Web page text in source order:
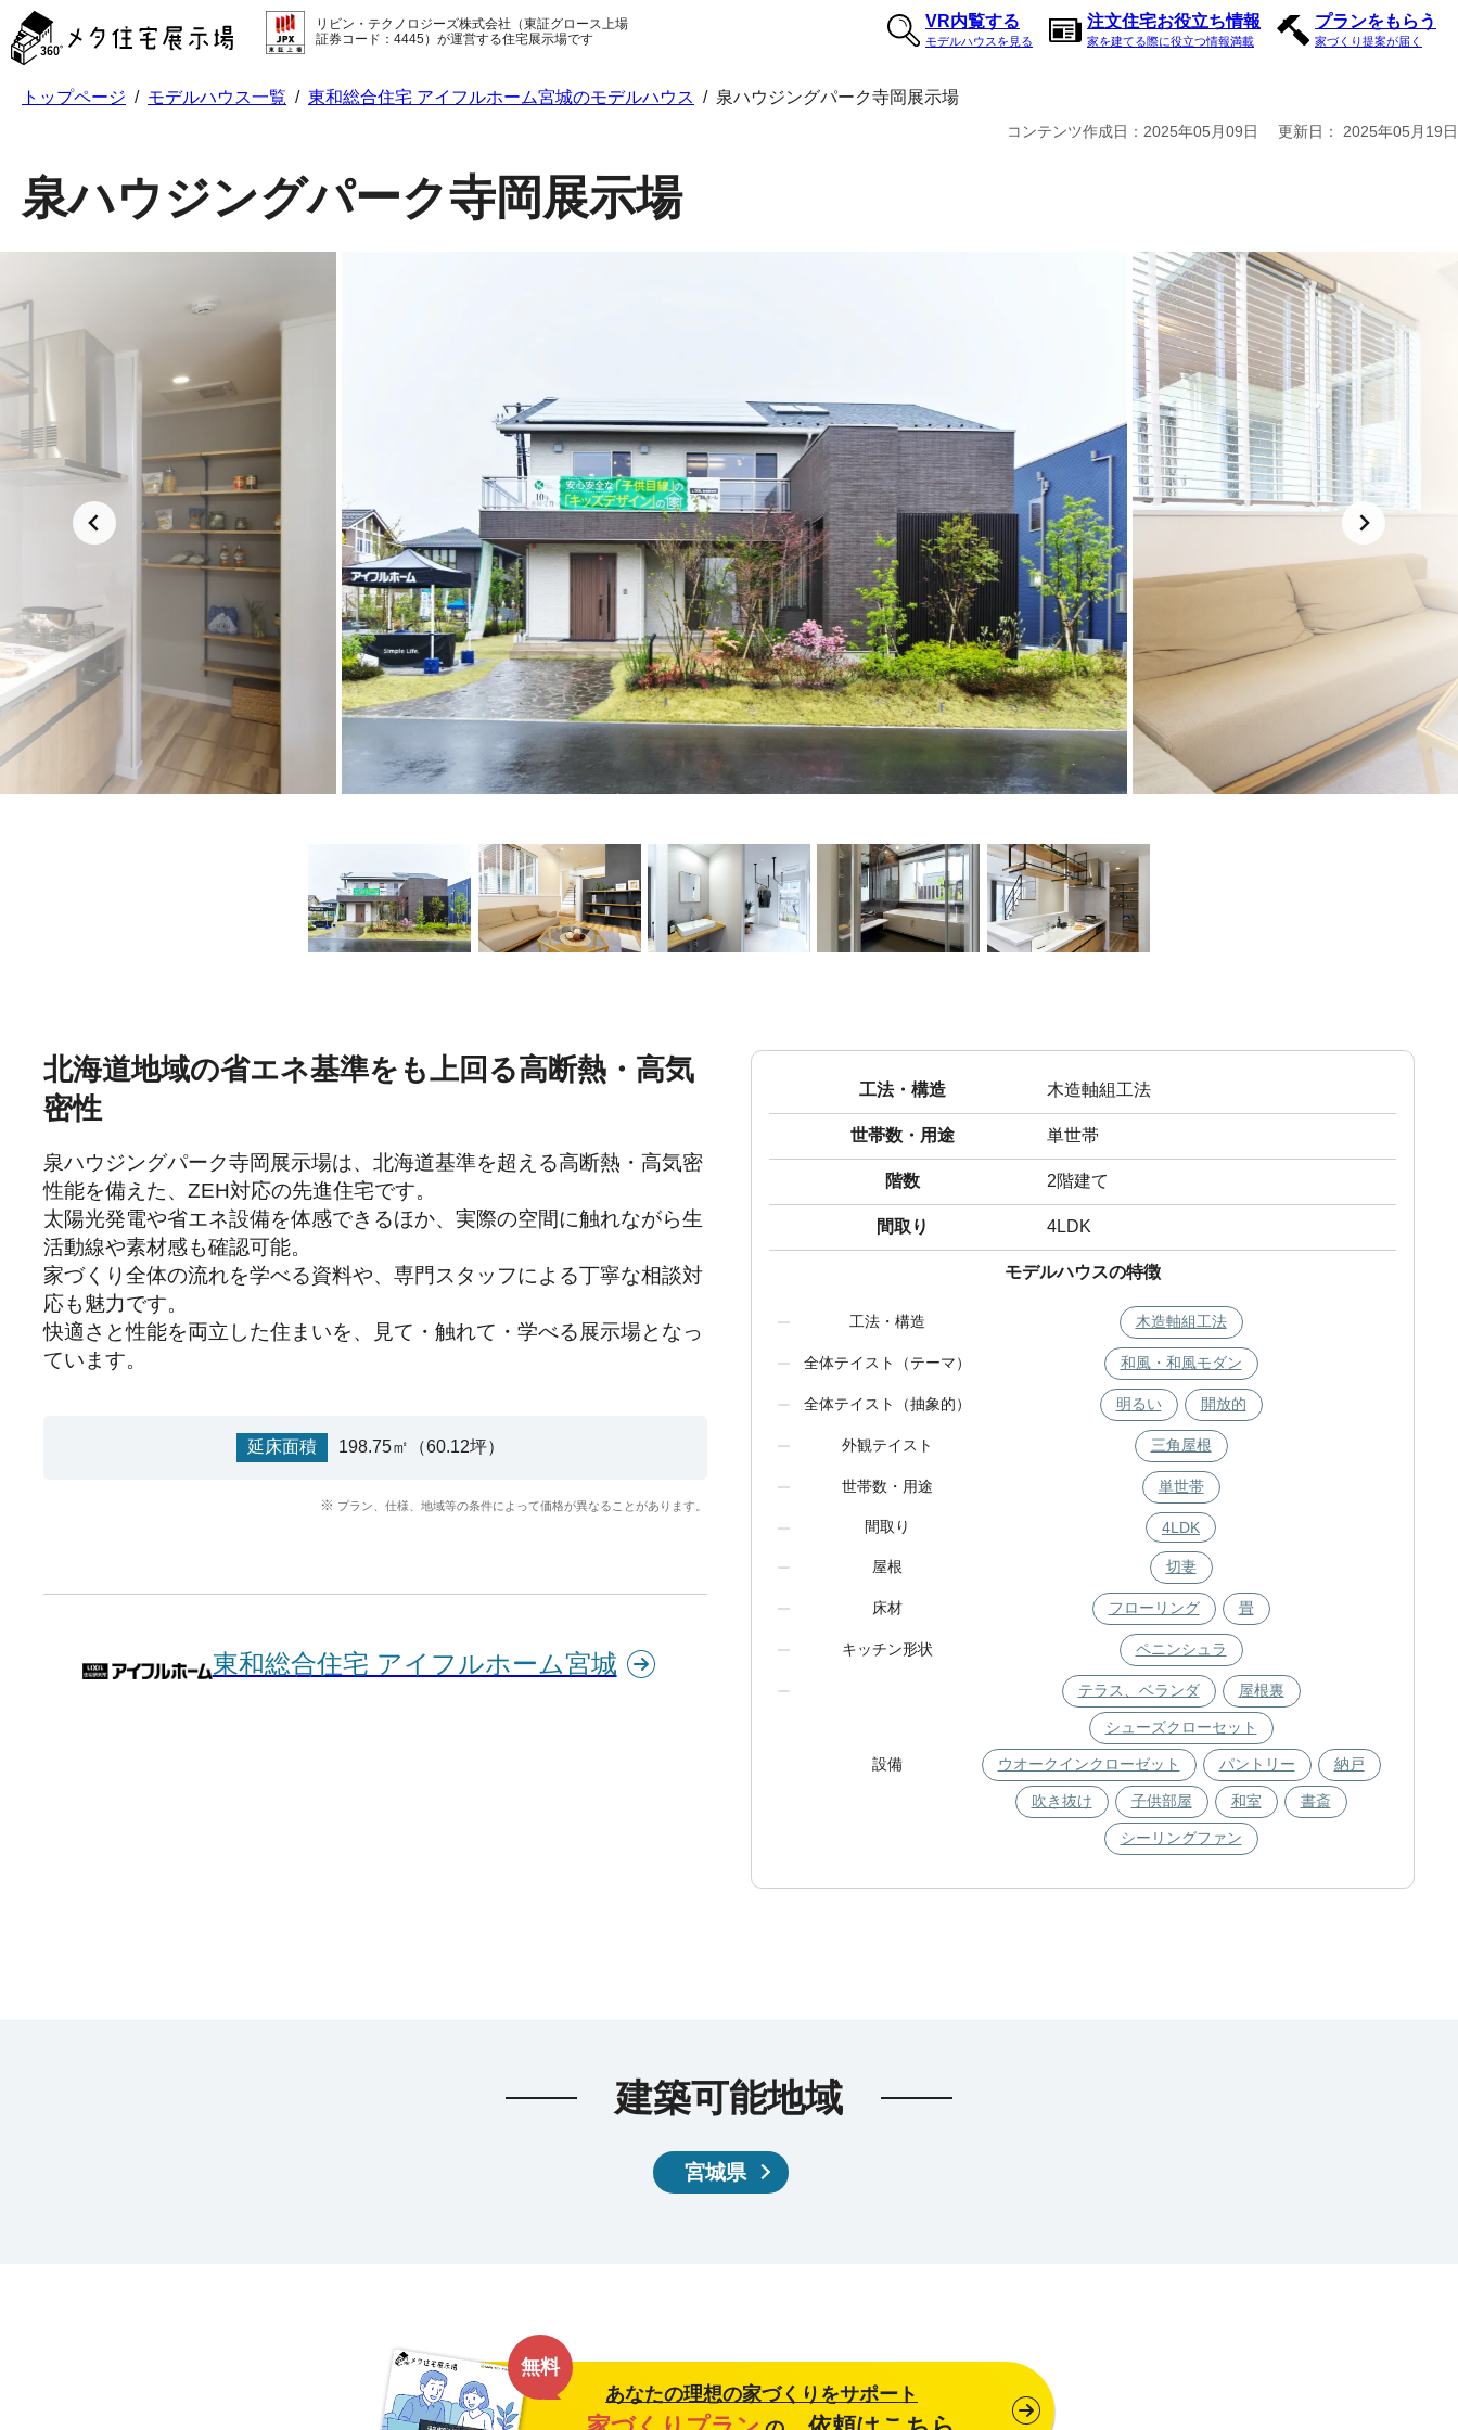
タ
住
ス
ッ
プ
リビン・テクノロジーズ株式会社（東証グロース上場
証券コード：4445）が運営する住宅展示場です
VR内覧する
モデルハウスを見る
注文住宅お役立ち情報
家を建てる際に役立つ情報満載
プランをもらう
家づくり提案が届く
トップページ / モデルハウス一覧 / 東和総合住宅 アイフルホーム宮城のモデルハウス / 泉ハウジングパーク寺岡展示場
コンテンツ作成日： 2025年05月09日 更新日： 2025年05月19日
泉ハウジングパーク寺岡展示場
北海道地域の省エネ基準をも上回る高断熱・高気
密性
泉ハウジングパーク寺岡展示場は、北海道基準を超える高断熱・高気密
性能を備えた、ZEH対応の先進住宅です。
太陽光発電や省エネ設備を体感できるほか、実際の空間に触れながら生
活動線や素材感も確認可能。
家づくり全体の流れを学べる資料や、専門スタッフによる丁寧な相談対
応も魅力です。
快適さと性能を両立した住まいを、見て・触れて・学べる展示場となっ
ています。
延床面積 198.75㎡（60.12坪）
プラン、仕様、地域等の条件によって価格が異なることがあります。
東和総合住宅 アイフルホーム宮城
工法・構造 木造軸組工法
世帯数・用途 単世帯
階数 2階建て
間取り 4LDK
モデルハウスの特徴
工法・構造 木造軸組工法
全体テイスト（テーマ） 和風・和風モダン
全体テイスト（抽象的） 明るい 開放的
外観テイスト 三角屋根
世帯数・用途 単世帯
間取り 4LDK
屋根 切妻
床材 フローリング 畳
キッチン形状 ペニンシュラ
設備
テラス、ベランダ 屋根裏
シューズクローセット
ウオークインクローゼット パントリー 納戸
吹き抜け 子供部屋 和室 書斎
シーリングファン
建築可能地域
宮城県
無料
あなたの理想の家づくりをサポート